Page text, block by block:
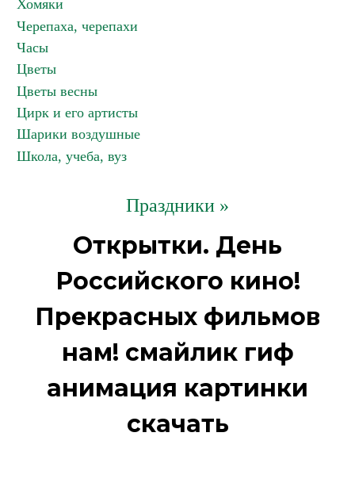
Хомяки
Черепаха, черепахи
Часы
Цветы
Цветы весны
Цирк и его артисты
Шарики воздушные
Школа, учеба, вуз
Праздники »
Открытки. День
Российского кино!
Прекрасных фильмов
нам! смайлик гиф
анимация картинки
скачать